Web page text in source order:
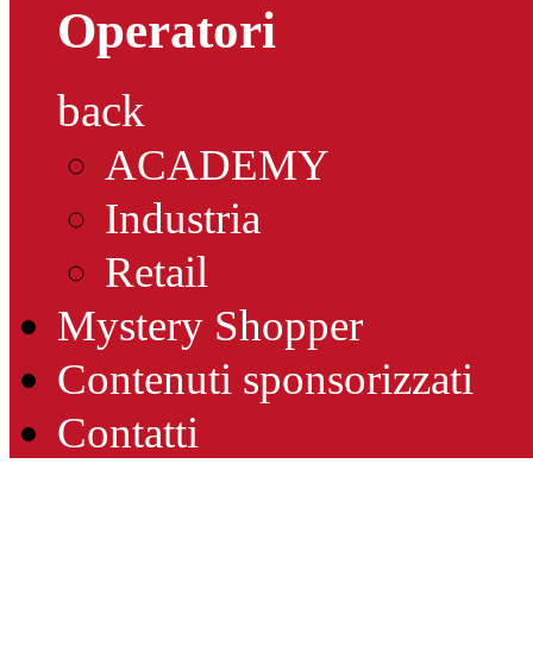
Operatori
back
ACADEMY
Industria
Retail
Mystery Shopper
Contenuti sponsorizzati
Contatti